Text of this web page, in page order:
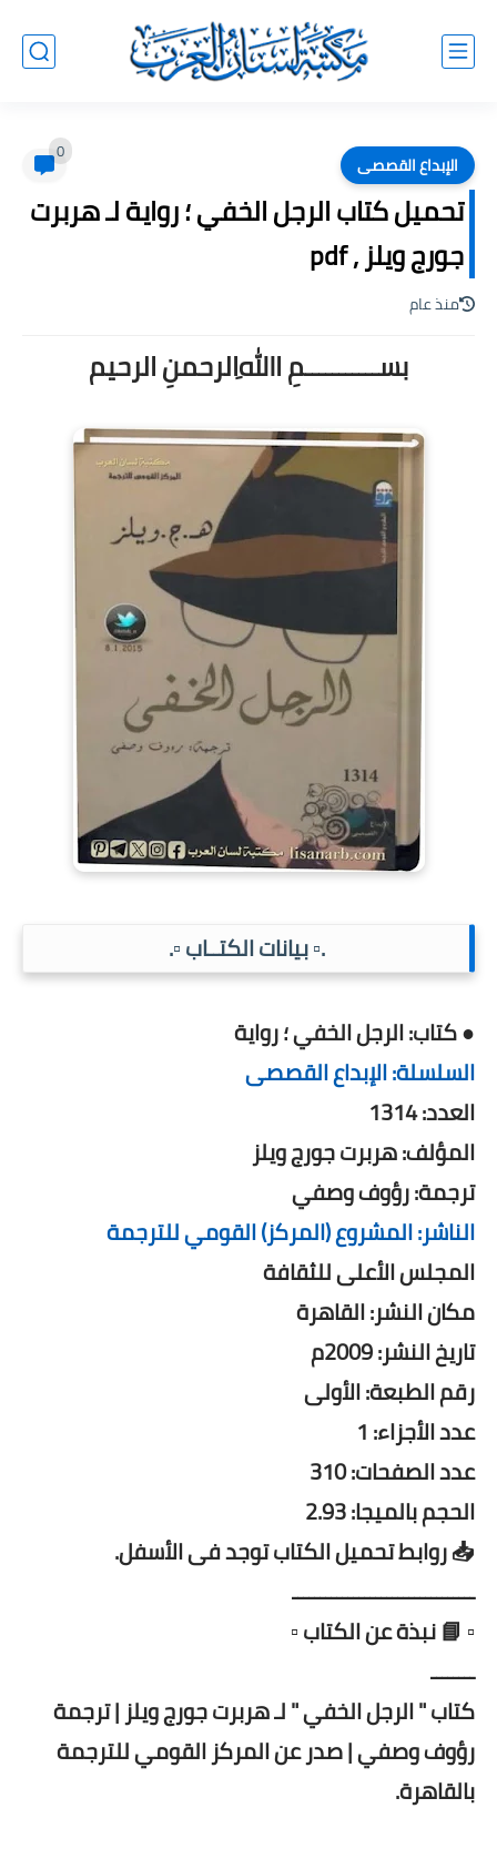
الإبداع القصصى 0
تحميل كتاب الرجل الخفي ؛ رواية لـ هربرت
جورج ويلز , pdf
منذ عام
بســـــــــــمِ اﷲِالرحمنِ الرحيم
.▫️ بيانات الكتــاب ▫️.
● كتاب: الرجل الخفي ؛ رواية
السلسلة: الإبداع القصصى
العدد: 1314
المؤلف: هربرت جورج ويلز
ترجمة: رؤوف وصفي
الناشر: المشروع (المركز) القومي للترجمة
المجلس الأعلى للثقافة
مكان النشر: القاهرة
تاريخ النشر: 2009م
رقم الطبعة: الأولى
عدد الأجزاء: 1
عدد الصفحات: 310
الحجم بالميجا: 2.93
📥 روابط تحميل الكتاب توجد فى الأسفل.
ـــــــــــــــــــــــــــــــــ
▫️ 📘 نبذة عن الكتاب ▫️
ــــــــ
كتاب " الرجل الخفي " لـ هربرت جورج ويلز | ترجمة
رؤوف وصفي | صدر عن المركز القومي للترجمة
بالقاهرة.